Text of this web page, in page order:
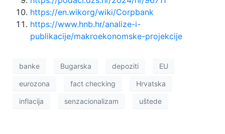
https://en.wikorg/wiki/Corpbank
https://www.hnb.hr/analize-i-
publikacije/makroekonomske-projekcije
banke Bugarska depoziti EU
eurozona fact checking Hrvatska
inflacija senzacionalizam uštede